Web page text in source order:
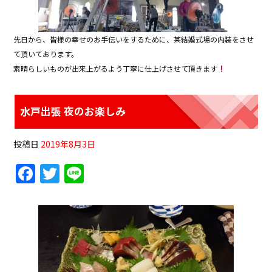
先日から、皆様の幸せのお手伝いをするために、某結婚式場の内装をさせ
て頂いております。
素晴らしいものが出来上がるよう丁寧に仕上げさせて頂きます
水戸出張 夜のお楽しみ
投稿日 2019年8月3日
F
a
c
b
T
w
itt
er
e